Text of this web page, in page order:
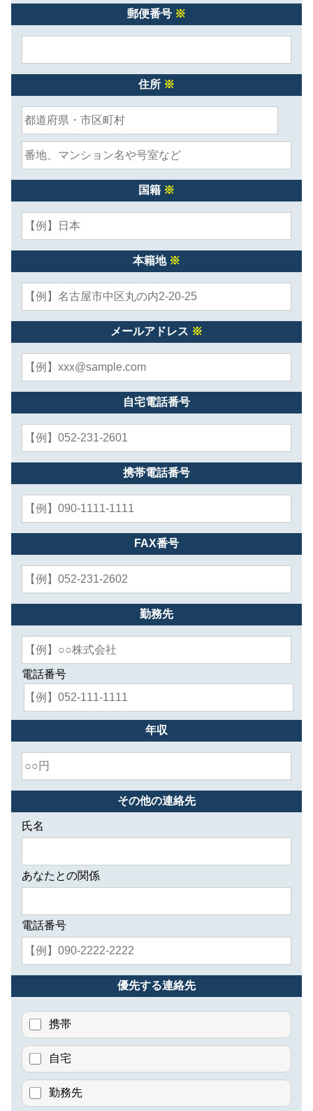
郵便番号 ※
住所 ※
国籍 ※
本籍地 ※
メールアドレス ※
自宅電話番号
携帯電話番号
FAX番号
勤務先
電話番号
年収
その他の連絡先
氏名
あなたとの関係
電話番号
優先する連絡先
携帯
自宅
勤務先